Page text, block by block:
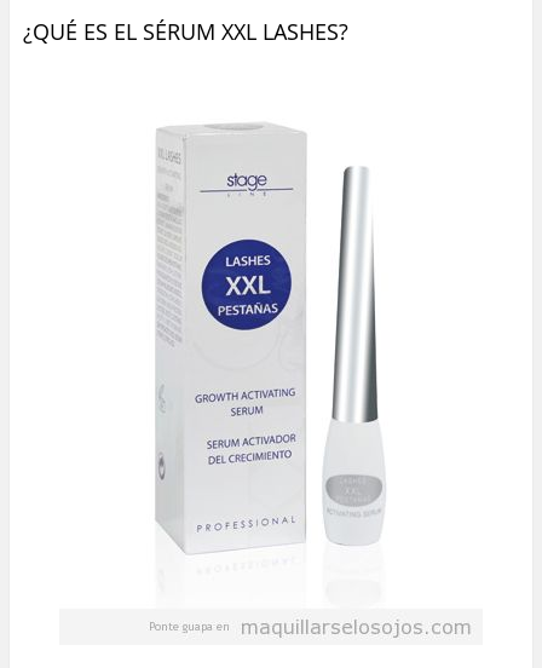
¿QUÉ ES EL SÉRUM XXL LASHES?